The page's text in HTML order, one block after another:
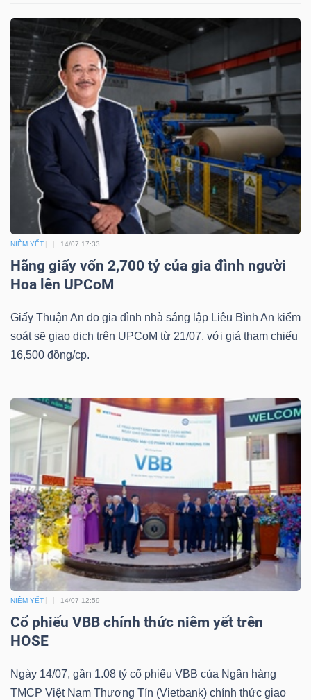
NIÊM YẾT 14/07 17:33
Hãng giấy vốn 2,700 tỷ của gia đình người
Hoa lên UPCoM
Giấy Thuận An do gia đình nhà sáng lập Liêu Bình An kiểm
soát sẽ giao dịch trên UPCoM từ 21/07, với giá tham chiếu
16,500 đồng/cp.
NIÊM YẾT 14/07 12:59
Cổ phiếu VBB chính thức niêm yết trên
HOSE
Ngày 14/07, gần 1.08 tỷ cổ phiếu VBB của Ngân hàng
TMCP Việt Nam Thương Tín (Vietbank) chính thức giao
Sách
tài
chính
Công
thông
liệu
tài
chính